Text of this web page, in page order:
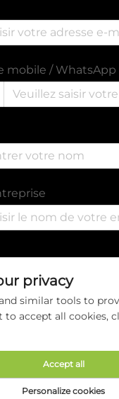
mobile / WhatsApp
Envoyer
privacy
similar tools to
to accept all cookies,
Personalize cookies
Accept all